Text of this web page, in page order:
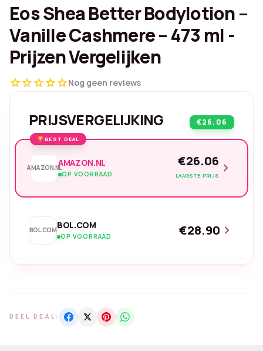
Eos Shea Better Bodylotion –
Vanille Cashmere – 473 ml -
Prijzen Vergelijken
starstarstarstarstarNog geen reviews
PRIJSVERGELIJKING €26.06
BEST DEAL
AMAZON.NLAMAZON.NL
OP VOORRAAD
€26.06
LAAGSTE PRIJS chevron_right
BOL.COMBOL.COM
OP VOORRAAD €28.90 chevron_right
DEEL DEAL: